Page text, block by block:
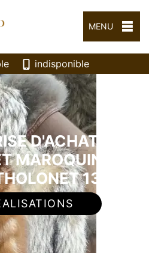
MENU
indisponible
D'ACHAT
MAROQUINERIE
13100